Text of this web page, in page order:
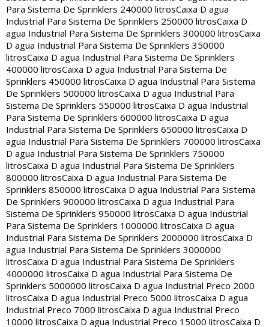
Para Sistema De Sprinklers 240000 litrosCaixa D agua
Industrial Para Sistema De Sprinklers 250000 litrosCaixa D
agua Industrial Para Sistema De Sprinklers 300000 litrosCaixa
D agua Industrial Para Sistema De Sprinklers 350000
litrosCaixa D agua Industrial Para Sistema De Sprinklers
400000 litrosCaixa D agua Industrial Para Sistema De
Sprinklers 450000 litrosCaixa D agua Industrial Para Sistema
De Sprinklers 500000 litrosCaixa D agua Industrial Para
Sistema De Sprinklers 550000 litrosCaixa D agua Industrial
Para Sistema De Sprinklers 600000 litrosCaixa D agua
Industrial Para Sistema De Sprinklers 650000 litrosCaixa D
agua Industrial Para Sistema De Sprinklers 700000 litrosCaixa
D agua Industrial Para Sistema De Sprinklers 750000
litrosCaixa D agua Industrial Para Sistema De Sprinklers
800000 litrosCaixa D agua Industrial Para Sistema De
Sprinklers 850000 litrosCaixa D agua Industrial Para Sistema
De Sprinklers 900000 litrosCaixa D agua Industrial Para
Sistema De Sprinklers 950000 litrosCaixa D agua Industrial
Para Sistema De Sprinklers 1000000 litrosCaixa D agua
Industrial Para Sistema De Sprinklers 2000000 litrosCaixa D
agua Industrial Para Sistema De Sprinklers 3000000
litrosCaixa D agua Industrial Para Sistema De Sprinklers
4000000 litrosCaixa D agua Industrial Para Sistema De
Sprinklers 5000000 litrosCaixa D agua Industrial Preco 2000
litrosCaixa D agua Industrial Preco 5000 litrosCaixa D agua
Industrial Preco 7000 litrosCaixa D agua Industrial Preco
10000 litrosCaixa D agua Industrial Preco 15000 litrosCaixa D